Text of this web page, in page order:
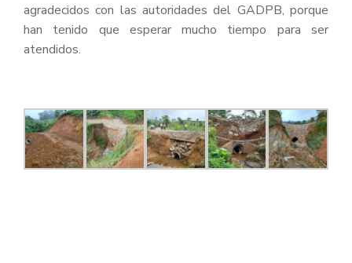
agradecidos con las autoridades del GADPB, porque
han tenido que esperar mucho tiempo para ser
atendidos.